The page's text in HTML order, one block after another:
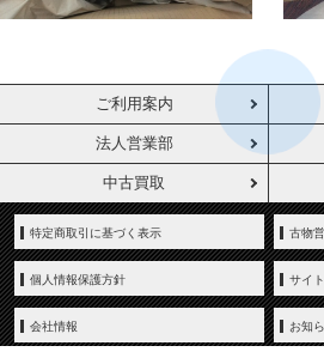
ご利用案内
法人営業部
中古買取
特定商取引に基づく表示 古物
個人情報保護方針 サイ
会社情報 お知